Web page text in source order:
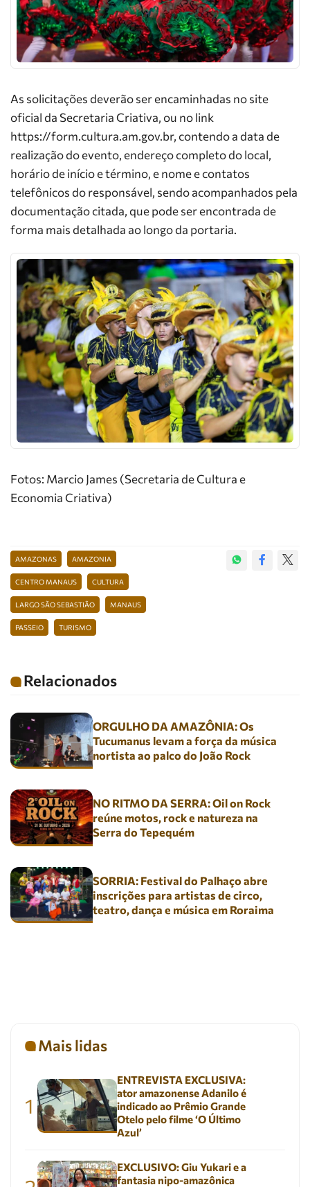
As solicitações deverão ser encaminhadas no site
oficial da Secretaria Criativa, ou no link
https://form.cultura.am.gov.br, contendo a data de
realização do evento, endereço completo do local,
horário de início e término, e nome e contatos
telefônicos do responsável, sendo acompanhados pela
documentação citada, que pode ser encontrada de
forma mais detalhada ao longo da portaria.
Fotos: Marcio James (Secretaria de Cultura e
Economia Criativa)
AMAZONAS AMAZONIA
CENTRO MANAUS CULTURA
LARGO SÃO SEBASTIÃO MANAUS
PASSEIO TURISMO
Relacionados
ORGULHO DA AMAZÔNIA: Os
Tucumanus levam a força da música
nortista ao palco do João Rock
NO RITMO DA SERRA: Oil on Rock
reúne motos, rock e natureza na
Serra do Tepequém
SORRIA: Festival do Palhaço abre
inscrições para artistas de circo,
teatro, dança e música em Roraima
Mais lidas
1
ENTREVISTA EXCLUSIVA:
ator amazonense Adanilo é
indicado ao Prêmio Grande
Otelo pelo filme ‘O Último
Azul’
EXCLUSIVO: Giu Yukari e a
fantasia nipo-amazônica